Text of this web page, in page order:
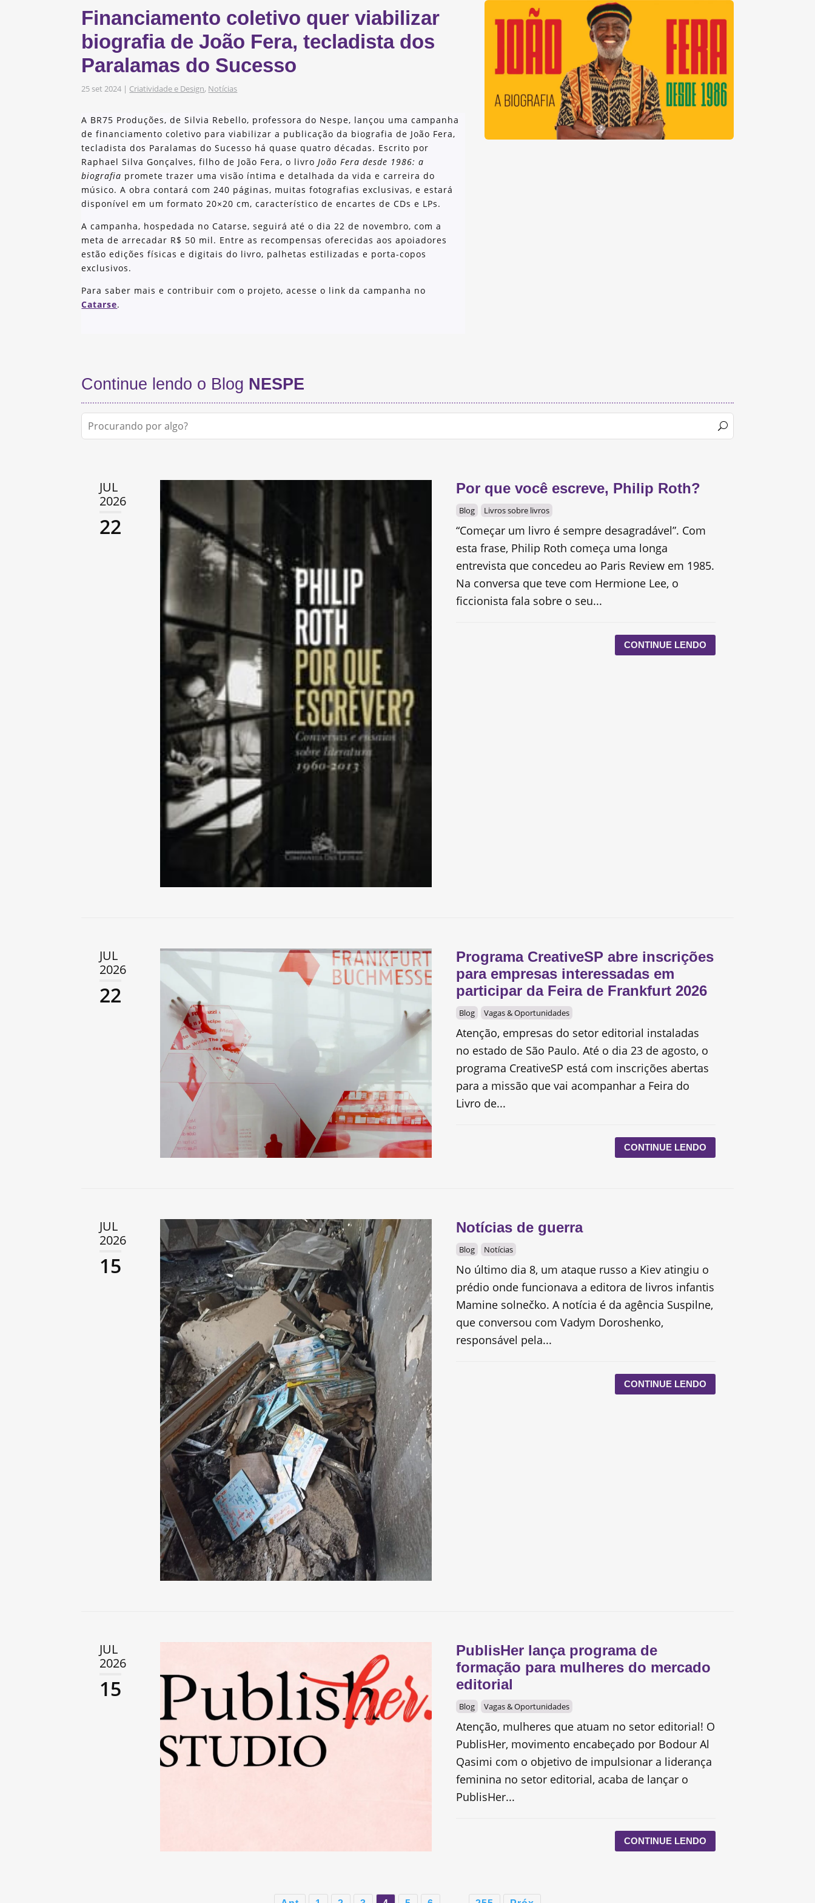
Financiamento coletivo quer viabilizar
biografia de João Fera, tecladista dos
Paralamas do Sucesso
25 set 2024 | Criatividade e Design, Notícias
A BR75 Produções, de Silvia Rebello, professora do Nespe, lançou uma campanha
de financiamento coletivo para viabilizar a publicação da biografia de João Fera,
tecladista dos Paralamas do Sucesso há quase quatro décadas. Escrito por
Raphael Silva Gonçalves, filho de João Fera, o livro João Fera desde 1986: a
biografia promete trazer uma visão íntima e detalhada da vida e carreira do
músico. A obra contará com 240 páginas, muitas fotografias exclusivas, e estará
disponível em um formato 20×20 cm, característico de encartes de CDs e LPs.
A campanha, hospedada no Catarse, seguirá até o dia 22 de novembro, com a
meta de arrecadar R$ 50 mil. Entre as recompensas oferecidas aos apoiadores
estão edições físicas e digitais do livro, palhetas estilizadas e porta-copos
exclusivos.
Para saber mais e contribuir com o projeto, acesse o link da campanha no
Catarse.
Continue lendo o Blog NESPE
JUL
2026
22
Por que você escreve, Philip Roth?
Blog Livros sobre livros
“Começar um livro é sempre desagradável”. Com
esta frase, Philip Roth começa uma longa
entrevista que concedeu ao Paris Review em 1985.
Na conversa que teve com Hermione Lee, o
ficcionista fala sobre o seu...
CONTINUE LENDO
JUL
2026
22
Programa CreativeSP abre inscrições
para empresas interessadas em
participar da Feira de Frankfurt 2026
Blog Vagas & Oportunidades
Atenção, empresas do setor editorial instaladas
no estado de São Paulo. Até o dia 23 de agosto, o
programa CreativeSP está com inscrições abertas
para a missão que vai acompanhar a Feira do
Livro de...
CONTINUE LENDO
JUL
2026
15
Notícias de guerra
Blog Notícias
No último dia 8, um ataque russo a Kiev atingiu o
prédio onde funcionava a editora de livros infantis
Mamine solnečko. A notícia é da agência Suspilne,
que conversou com Vadym Doroshenko,
responsável pela...
CONTINUE LENDO
JUL
2026
15
PublisHer lança programa de
formação para mulheres do mercado
editorial
Blog Vagas & Oportunidades
Atenção, mulheres que atuam no setor editorial! O
PublisHer, movimento encabeçado por Bodour Al
Qasimi com o objetivo de impulsionar a liderança
feminina no setor editorial, acaba de lançar o
PublisHer...
CONTINUE LENDO